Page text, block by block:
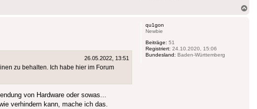
qu1gon
Newbie
Beiträge: 51
Registriert: 24.10.2020, 15:06
Bundesland: Baden-Württemberg
26.05.2022, 13:51
zu behalten. Ich habe hier im Forum
von Hardware oder sowas...
verhindern kann, mache ich das.